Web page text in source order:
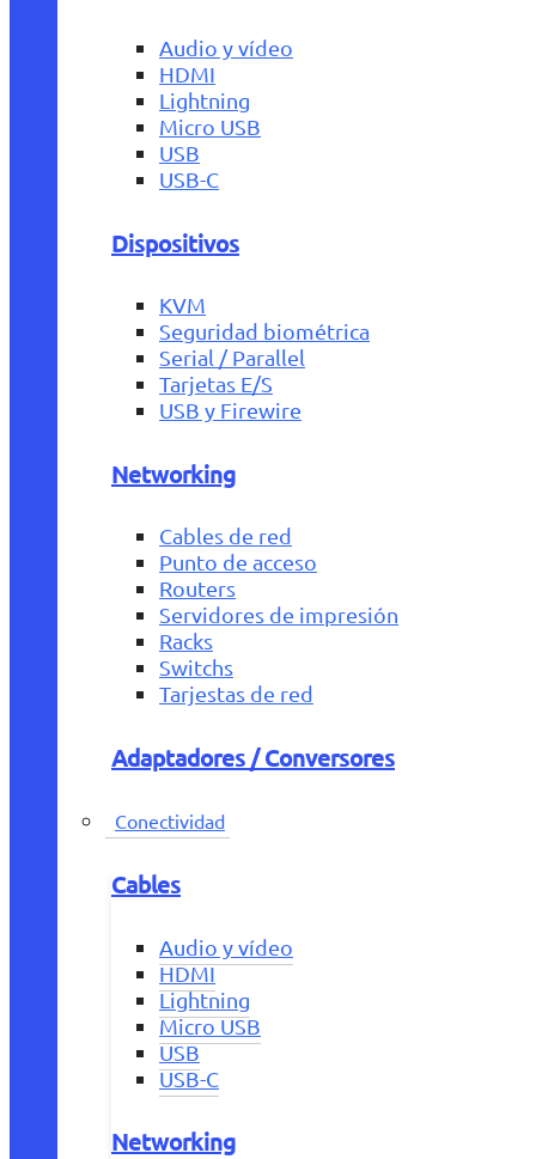
Audio y vídeo
HDMI
Lightning
Micro USB
USB
USB-C
Dispositivos
KVM
Seguridad biométrica
Serial / Parallel
Tarjetas E/S
USB y Firewire
Networking
Cables de red
Punto de acceso
Routers
Servidores de impresión
Racks
Switchs
Tarjestas de red
Adaptadores / Conversores
Conectividad
Cables
Audio y vídeo
HDMI
Lightning
Micro USB
USB
USB-C
Networking